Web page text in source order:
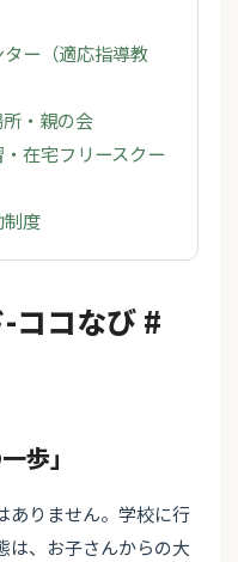
ー（適応指導教
・親の会
在宅フリースクー
度
ココなび #
歩」
ありません。学校に行
は、お子さんからの大